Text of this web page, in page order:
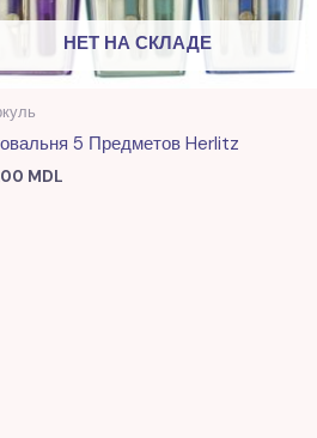
НЕТ НА СКЛАДЕ
5 Предметов Herlitz
MDL